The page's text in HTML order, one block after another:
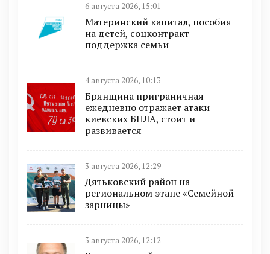
6 августа 2026, 15:01
Материнский капитал, пособия
на детей, соцконтракт —
поддержка семьи
4 августа 2026, 10:13
Брянщина приграничная
ежедневно отражает атаки
киевских БПЛА, стоит и
развивается
3 августа 2026, 12:29
Дятьковский район на
региональном этапе «Семейной
зарницы»
3 августа 2026, 12:12